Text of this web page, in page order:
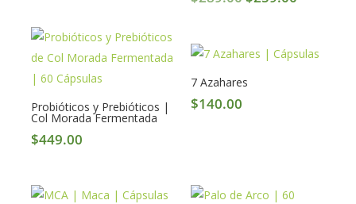
$289.00.$259.00.
Probióticos y Prebióticos |
Col Morada Fermentada
$449.00
7 Azahares
$140.00